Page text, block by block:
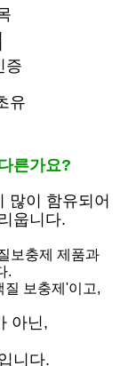
증
유
른가요?
많이 함유되어
웁니다.
보충제 제품과
.
질 보충제'이고,
아닌,
니다.